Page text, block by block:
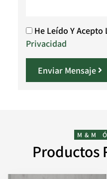
He Leído Y Acepto
Privacidad
Enviar Mensaje
M&M
Productos